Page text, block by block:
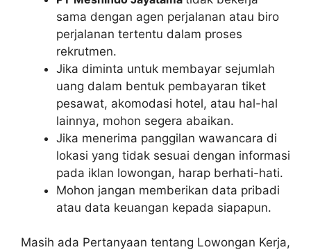
sama dengan agen perjalanan atau biro
perjalanan tertentu dalam proses
rekrutmen.
Jika diminta untuk membayar sejumlah
uang dalam bentuk pembayaran tiket
pesawat, akomodasi hotel, atau hal-hal
lainnya, mohon segera abaikan.
Jika menerima panggilan wawancara di
lokasi yang tidak sesuai dengan informasi
pada iklan lowongan, harap berhati-hati.
Mohon jangan memberikan data pribadi
atau data keuangan kepada siapapun.
Masih ada Pertanyaan tentang Lowongan Kerja,